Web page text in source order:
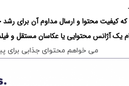
که کیفیت محتوا و ارسال مداوم آن
یک آژانس محتوایی یا عکاسان مستقل و
می خواهم محتوای جذابی برای